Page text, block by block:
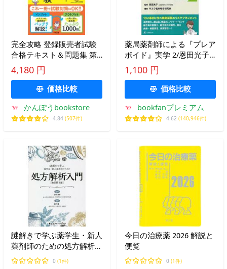
完全攻略 登録販売者試験
合格テキスト＆問題集 第2
版
4,180 円
価格比較
かんぽうbookstore
4.84 (507件)
薬局薬剤師による『プレア
ボイド』実学 2/恩田光子/
サエラ社外報告研究会
1,100 円
価格比較
bookfanプレミアム
4.62 (140,946件)
謎解きで学ぶ薬学生・新人
薬剤師のための処方解析入
門/上村直樹/根岸健一
0 (1件)
今日の治療薬 2026 解説と
便覧
0 (1件)